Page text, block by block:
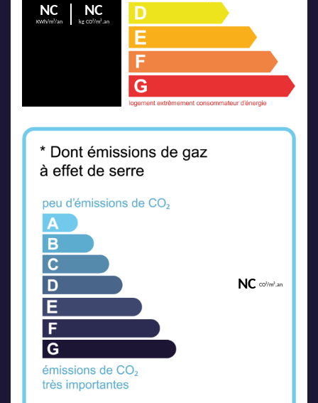
NC
KWh/m²/an
NC
kg CO²/m².an
NC CO²/m².an